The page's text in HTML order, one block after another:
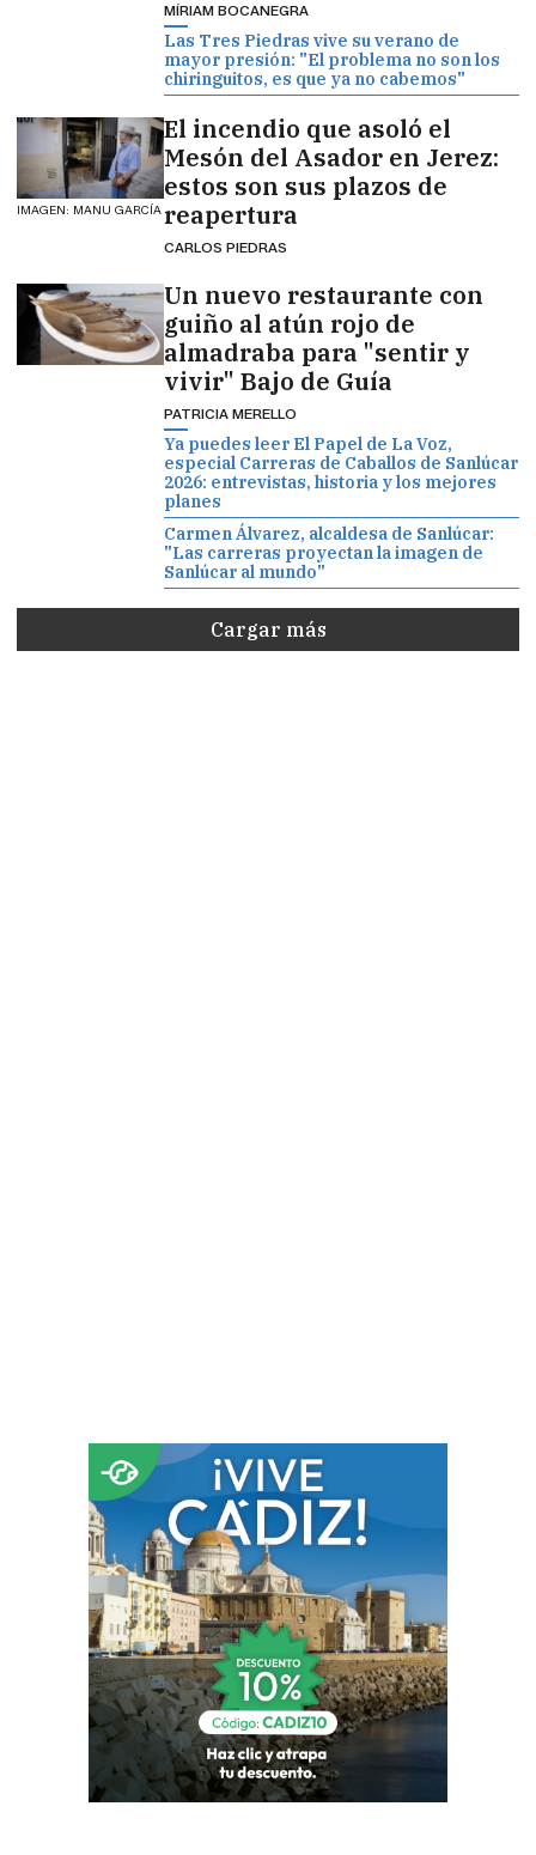
MÍRIAM BOCANEGRA
Las Tres Piedras vive su verano de
mayor presión: "El problema no son los
chiringuitos, es que ya no cabemos"
IMAGEN: MANU GARCÍA
El incendio que asoló el
Mesón del Asador en Jerez:
estos son sus plazos de
reapertura
CARLOS PIEDRAS
Un nuevo restaurante con
guiño al atún rojo de
almadraba para "sentir y
vivir" Bajo de Guía
PATRICIA MERELLO
Ya puedes leer El Papel de La Voz,
especial Carreras de Caballos de Sanlúcar
2026: entrevistas, historia y los mejores
planes
Carmen Álvarez, alcaldesa de Sanlúcar:
"Las carreras proyectan la imagen de
Sanlúcar al mundo"
Cargar más